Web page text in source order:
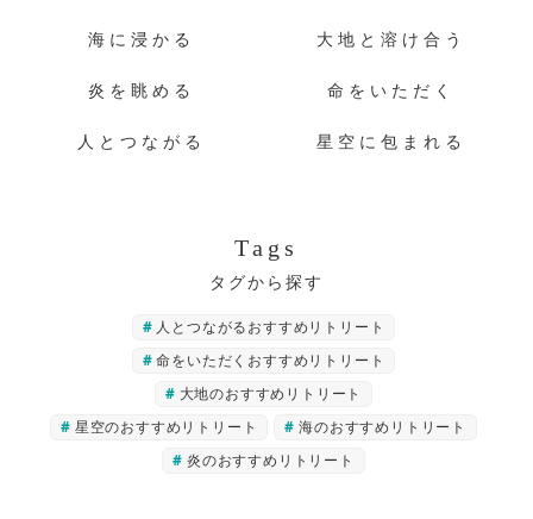
海に浸かる 大地と溶け合う
炎を眺める 命をいただく
人とつながる 星空に包まれる
Tags
人とつながるおすすめリトリート
命をいただくおすすめリトリート
大地のおすすめリトリート
星空のおすすめリトリート
海のおすすめリトリート
炎のおすすめリトリート